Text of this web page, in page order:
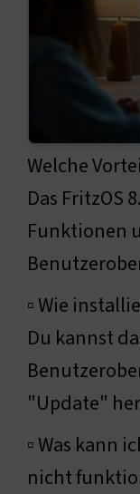
Welche
Das FritzOS
Funktionen
▫ Wie
Du kannst
"Update"
▫ Was kann
nicht